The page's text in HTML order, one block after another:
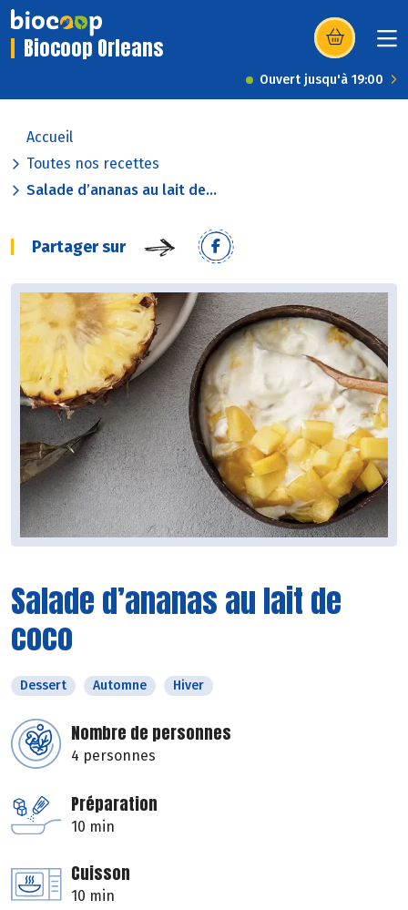
Biocoop Orleans (s’ouvre dans
Ouvert jusqu'à 19:00
Accueil
Toutes nos recettes
Salade d’ananas au lait de...
Partager sur
Salade d’ananas au lait de
coco
Dessert Automne Hiver
Nombre de personnes
4 personnes
Préparation
10 min
Cuisson
10 min